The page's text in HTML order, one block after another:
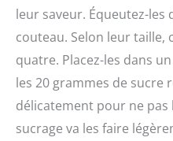
leur saveur. Équeutez-
couteau. Selon leur taille,
quatre. Placez-les dans
les 20 grammes de sucre
délicatement pour ne pas
sucrage va les faire